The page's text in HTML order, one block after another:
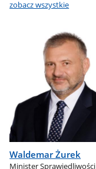
zobacz wszystkie
Waldemar Żurek
Minister Sprawiedliwości